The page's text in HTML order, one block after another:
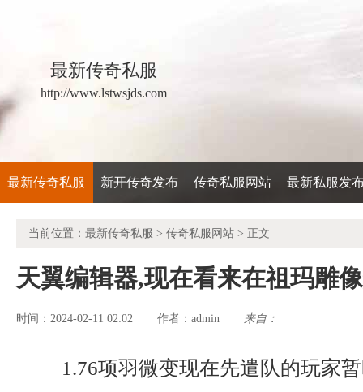
最新传奇私服
http://www.lstwsjds.com
最新传奇私服 新开传奇发布 传奇私服网站 最新私服发
当前位置： 最新传奇私服 > 传奇私服网站 > 正文
天翼编辑器,现在看来在祖玛雕
时间：2024-02-11 02:02 作者： admin 来自：
1.76项羽微变现在先遣队的玩家